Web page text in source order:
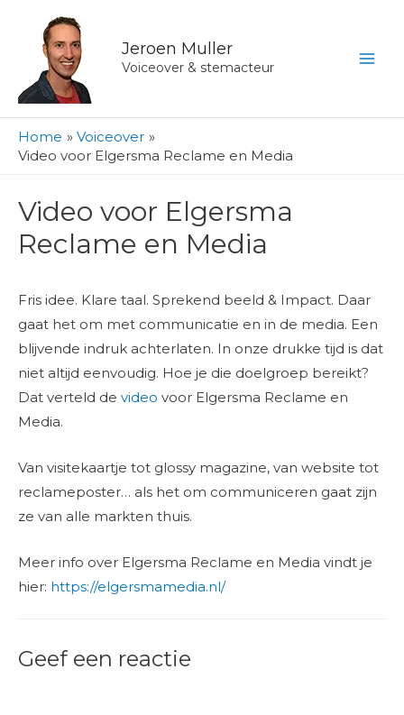
inhoud
Jeroen Muller
Voiceover & stemacteur
Home
Voiceover
Video voor Elgersma Reclame en Media
Video voor Elgersma
Reclame en Media
Fris idee. Klare taal. Sprekend beeld & Impact. Daar
gaat het om met communicatie en in de media. Een
blijvende indruk achterlaten. In onze drukke tijd is dat
niet altijd eenvoudig. Hoe je die doelgroep bereikt?
Dat verteld de video voor Elgersma Reclame en
Media.
Van visitekaartje tot glossy magazine, van website tot
reclameposter… als het om communiceren gaat zijn
ze van alle markten thuis.
Meer info over Elgersma Reclame en Media vindt je
hier: https://elgersmamedia.nl/
Geef een reactie